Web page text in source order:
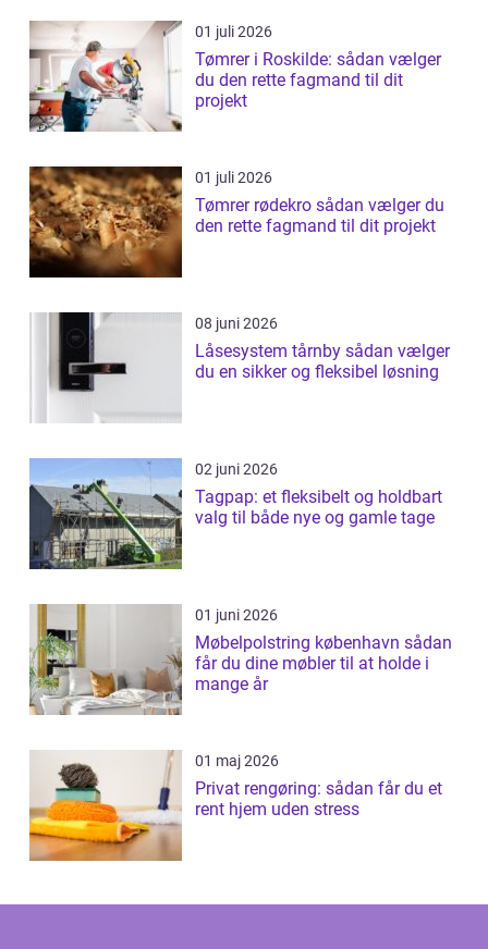
01 juli 2026
Tømrer i Roskilde: sådan vælger
du den rette fagmand til dit
projekt
01 juli 2026
Tømrer rødekro sådan vælger du
den rette fagmand til dit projekt
08 juni 2026
Låsesystem tårnby sådan vælger
du en sikker og fleksibel løsning
02 juni 2026
Tagpap: et fleksibelt og holdbart
valg til både nye og gamle tage
01 juni 2026
Møbelpolstring københavn sådan
får du dine møbler til at holde i
mange år
01 maj 2026
Privat rengøring: sådan får du et
rent hjem uden stress